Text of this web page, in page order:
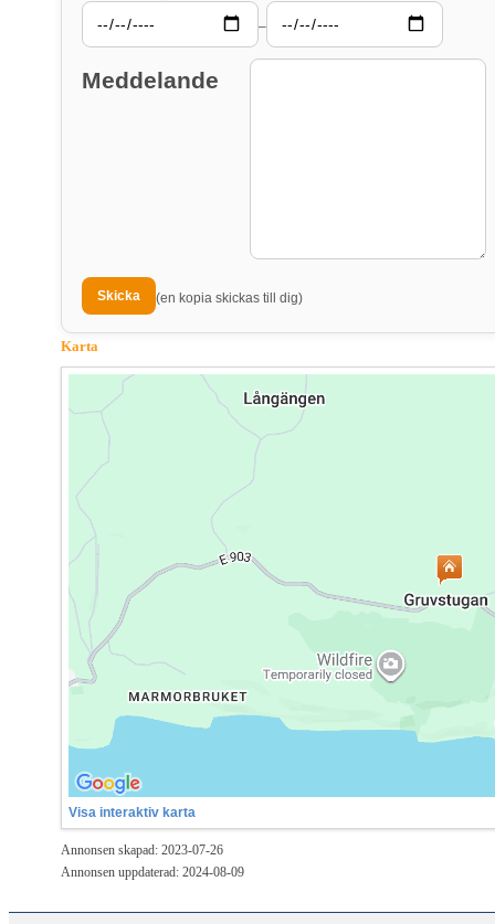
–
Meddelande
(en kopia skickas till dig)
Karta
Visa interaktiv karta
Annonsen skapad: 2023-07-26
Annonsen uppdaterad: 2024-08-09